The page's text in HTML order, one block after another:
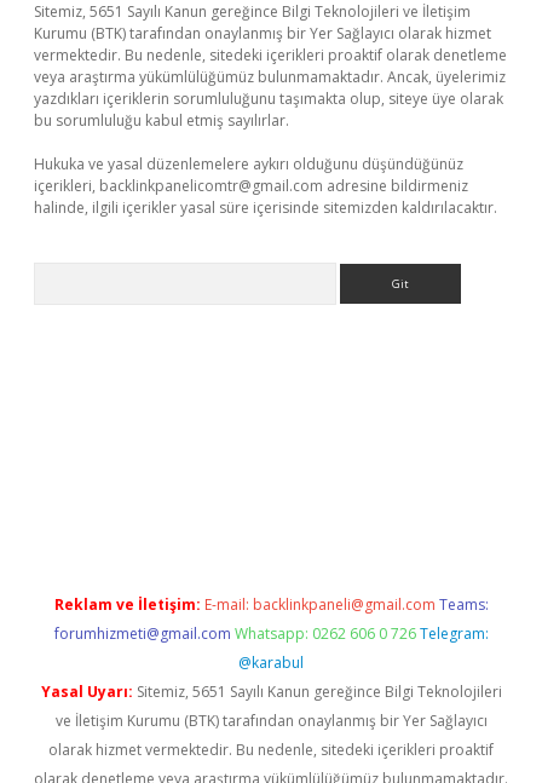
Sitemiz, 5651 Sayılı Kanun gereğince Bilgi Teknolojileri ve İletişim
Kurumu (BTK) tarafından onaylanmış bir Yer Sağlayıcı olarak hizmet
vermektedir. Bu nedenle, sitedeki içerikleri proaktif olarak denetleme
veya araştırma yükümlülüğümüz bulunmamaktadır. Ancak, üyelerimiz
yazdıkları içeriklerin sorumluluğunu taşımakta olup, siteye üye olarak
bu sorumluluğu kabul etmiş sayılırlar.
Hukuka ve yasal düzenlemelere aykırı olduğunu düşündüğünüz
içerikleri, backlinkpanelicomtr@gmail.com adresine bildirmeniz
halinde, ilgili içerikler yasal süre içerisinde sitemizden kaldırılacaktır.
Reklam ve İletişim: E-mail: backlinkpaneli@gmail.com Teams:
forumhizmeti@gmail.com Whatsapp: 0262 606 0 726 Telegram:
@karabul
Yasal Uyarı: Sitemiz, 5651 Sayılı Kanun gereğince Bilgi Teknolojileri
ve İletişim Kurumu (BTK) tarafından onaylanmış bir Yer Sağlayıcı
olarak hizmet vermektedir. Bu nedenle, sitedeki içerikleri proaktif
olarak denetleme veya araştırma yükümlülüğümüz bulunmamaktadır.